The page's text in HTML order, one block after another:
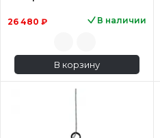
26 480 ₽ В наличии
В корзину